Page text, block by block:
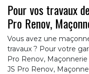
Pour vos travaux
Pro Renov,
Vous avez une
travaux ? Pour votre
Pro Renov,
JS Pro Renov,